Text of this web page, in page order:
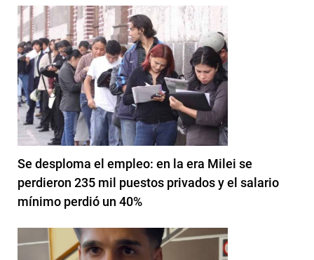
Se desploma el empleo: en la era Milei se
perdieron 235 mil puestos privados y el salario
mínimo perdió un 40%